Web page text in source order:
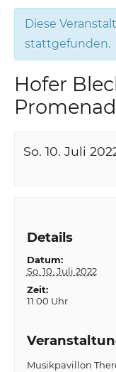
Diese
stattgefunden.
Hofer
So. 10. Juli
Details
Datum:
So. 10. Juli 2022
Zeit:
11:00 Uhr
Musikpavillon